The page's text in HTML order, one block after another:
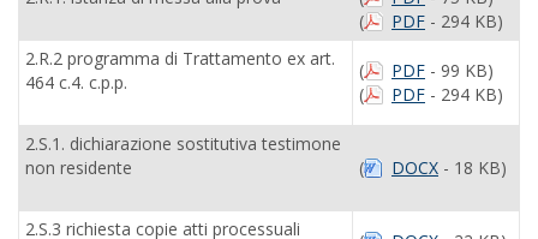
(
PDF - 294 KB)
2.R.2 programma di Trattamento ex art.
464 c.4. c.p.p.
( PDF - 99 KB)
(
PDF - 294 KB)
2.S.1. dichiarazione sostitutiva testimone
non residente
( DOCX - 18 KB)
2.S.3 richiesta copie atti processuali